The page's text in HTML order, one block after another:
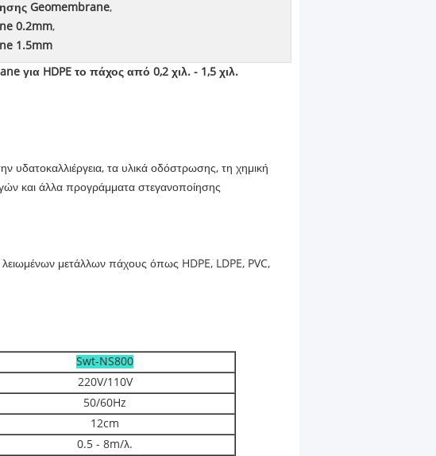
Geomembrane,
0.2mm,
1.5mm
για HDPE το πάχος από 0,2 χιλ. - 1,5 χιλ.
υδατοκαλλιέργεια, τα υλικά οδόστρωσης, τη χημική
και άλλα προγράμματα στεγανοποίησης
μετάλλων πάχους όπως HDPE, LDPE, PVC,
Swt-NS800
220V/110V
50/60Hz
12cm
0.5 - 8m/λ.